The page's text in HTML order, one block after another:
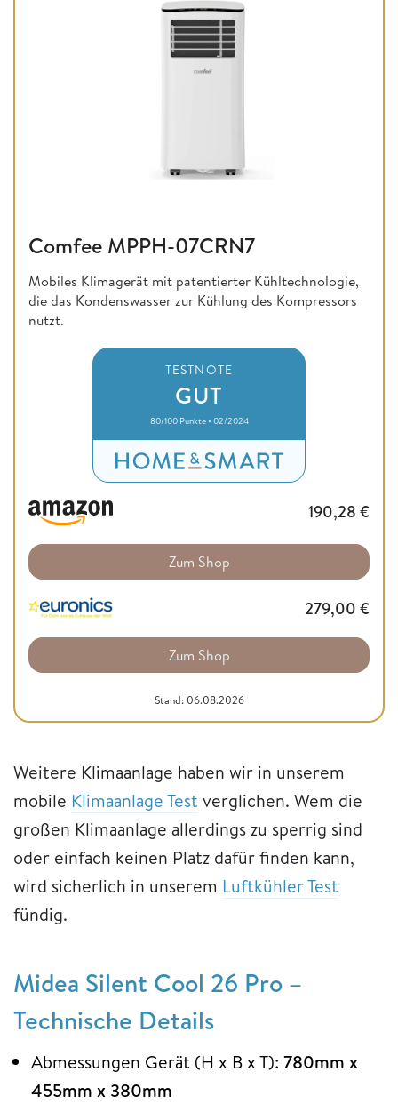
Comfee MPPH-07CRN7
Mobiles Klimagerät mit patentierter Kühltechnologie,
die das Kondenswasser zur Kühlung des Kompressors
nutzt.
TESTNOTE
GUT
80/100 Punkte • 02/2024
190,28 €
Zum Shop
279,00 €
Zum Shop
Stand: 06.08.2026
Weitere Klimaanlage haben wir in unserem
mobile Klimaanlage Test verglichen. Wem die
großen Klimaanlage allerdings zu sperrig sind
oder einfach keinen Platz dafür finden kann,
wird sicherlich in unserem Luftkühler Test
fündig.
Midea Silent Cool 26 Pro –
Technische Details
Abmessungen Gerät (H x B x T): 780mm x
455mm x 380mm